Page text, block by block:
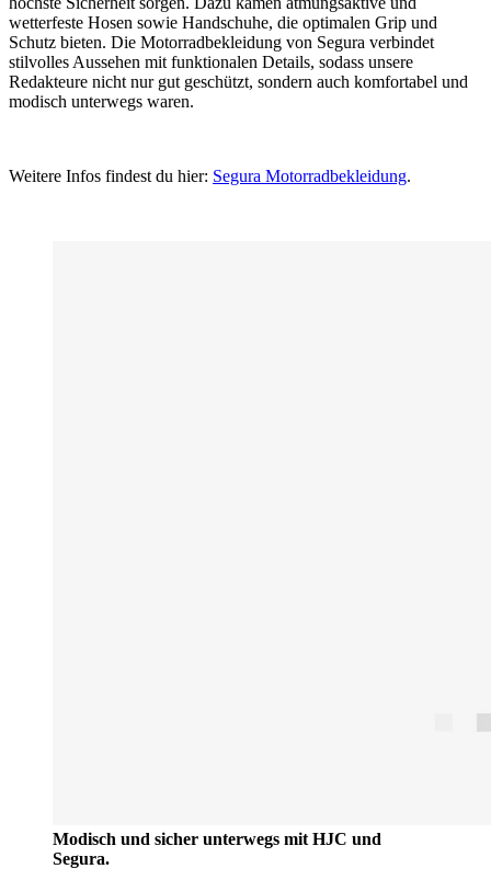
wetterfeste Hosen sowie Handschuhe, die optimalen Grip und
Schutz bieten. Die Motorradbekleidung von Segura verbindet
stilvolles Aussehen mit funktionalen Details, sodass unsere
Redakteure nicht nur gut geschützt, sondern auch komfortabel und
modisch unterwegs waren.
Weitere Infos findest du hier: Segura Motorradbekleidung.
Modisch und sicher unterwegs mit HJC und
Segura.